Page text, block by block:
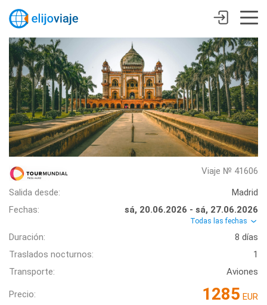
Viaje № 41606
Salida desde:
Madrid
Fechas:
sá, 20.06.2026 - sá, 27.06.2026
Todas las fechas
Duración:
8 días
Traslados nocturnos:
1
Transporte:
Aviones
Precio: 1285 EUR